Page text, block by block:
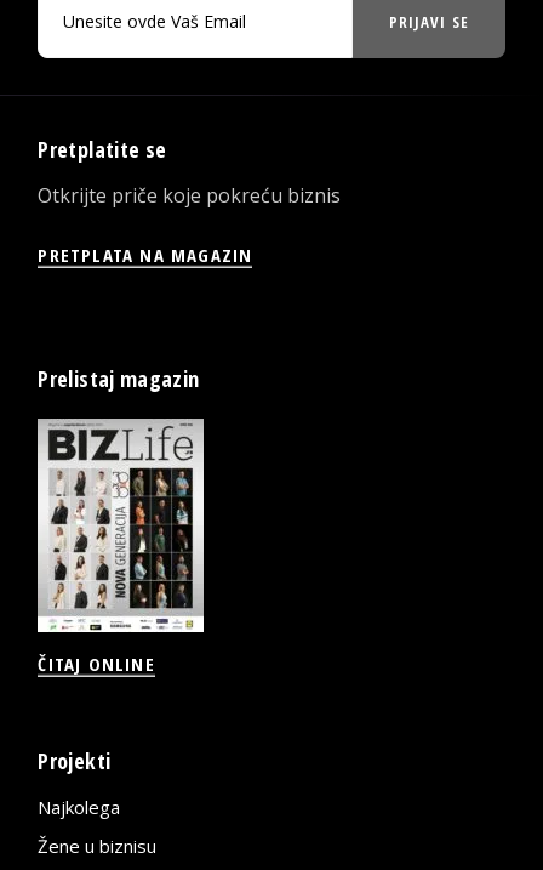
PRIJAVI SE
Pretplatite se
Otkrijte priče koje pokreću biznis
PRETPLATA NA MAGAZIN
Prelistaj magazin
ČITAJ ONLINE
Projekti
Najkolega
Žene u biznisu